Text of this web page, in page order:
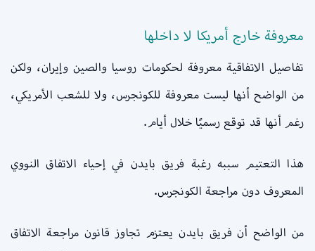
معروفة خارج أمريكا لا داخلها
تفاصيل الاتفاقية معروفة لحكومات روسيا والصين وإيران، ولكن
من الواضح أنها ليست معروفة للكونجرس، ولا للشعب الأمريكي،
رغم أنها قد توقع رسميًا خلال أيام.
هذا التعتيم سببه رغبة فريق بايدن في إحياء الاتفاق النووي
المعروف دون مراجعة الكونجرس.
من الواضح أن فريق بايدن يعتزم تجاوز قانون مراجعة الاتفاق